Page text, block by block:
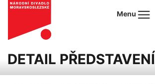
Menu
DETAIL PŘEDSTAVENÍ